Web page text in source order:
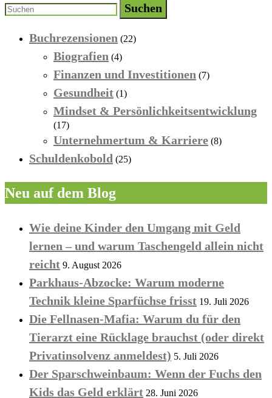
Suchen
Buchrezensionen (22)
Biografien (4)
Finanzen und Investitionen (7)
Gesundheit (1)
Mindset & Persönlichkeitsentwicklung
(17)
Unternehmertum & Karriere (8)
Schuldenkobold (25)
Neu auf dem Blog
Wie deine Kinder den Umgang mit Geld
lernen – und warum Taschengeld allein nicht
reicht 9. August 2026
Parkhaus-Abzocke: Warum moderne
Technik kleine Sparfüchse frisst 19. Juli 2026
Die Fellnasen-Mafia: Warum du für den
Tierarzt eine Rücklage brauchst (oder direkt
Privatinsolvenz anmeldest) 5. Juli 2026
Der Sparschweinbaum: Wenn der Fuchs den
Kids das Geld erklärt 28. Juni 2026